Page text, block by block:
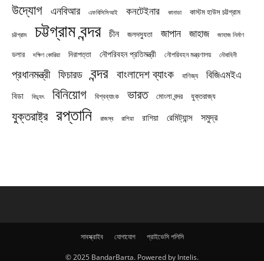
উদ্যোগ এনবিআর এফবিসিসিআই কনটেইনার কানাডা কাস্টম হাউস চট্টগ্রাম
চট্টগ্রাম চট্টগ্রাম বন্দর চীন জলদস্যুতা জাপান জাহাজ জাহাজ নির্মাণ
ডলার দক্ষিণ কোরিয়া নিরাপত্তা নৌপরিবহন প্রতিমন্ত্রী নৌপরিবহন মন্ত্রণালয় নৌবাহিনী
প্রধানমন্ত্রী ফিচারড বন্দর বাংলাদেশ ব্যাংক বাণিজ্য বিজিএমইএ
বিডা বিদ্যুৎ বিনিয়োগ বিশ্বব্যাংক ভারত মোংলা বন্দর যুক্তরাজ্য
যুক্তরাষ্ট্র রপ্তানি রাজস্ব রাশিয়া রাশিয়া রেমিট্যান্স সমুদ্র
সাবস্ক্রাইব যোগাযোগ প্রাইভেসি পলিসি
© 2025 BandarBarta. Powered by Intelis.